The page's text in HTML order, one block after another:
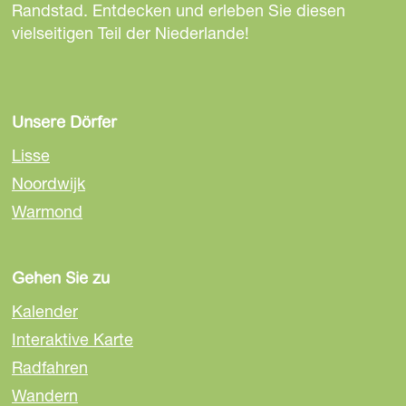
d
e
Randstad. Entdecken und erleben Sie diesen
vielseitigen Teil der Niederlande!
Unsere Dörfer
Lisse
Noordwijk
Warmond
Gehen Sie zu
Kalender
Interaktive Karte
Radfahren
Wandern